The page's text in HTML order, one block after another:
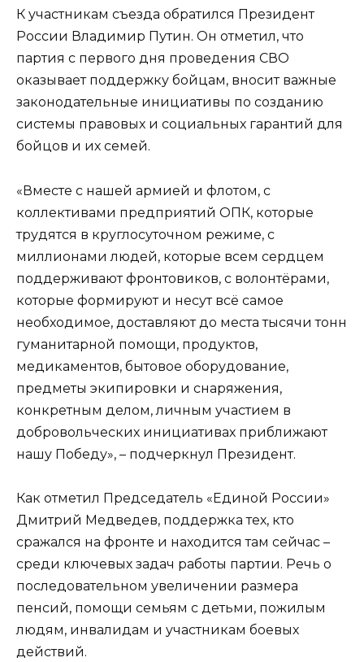
К участникам съезда обратился Президент
России Владимир Путин. Он отметил, что
партия с первого дня проведения СВО
оказывает поддержку бойцам, вносит важные
законодательные инициативы по созданию
системы правовых и социальных гарантий для
бойцов и их семей.
«Вместе с нашей армией и флотом, с
коллективами предприятий ОПК, которые
трудятся в круглосуточном режиме, с
миллионами людей, которые всем сердцем
поддерживают фронтовиков, с волонтёрами,
которые формируют и несут всё самое
необходимое, доставляют до места тысячи тонн
гуманитарной помощи, продуктов,
медикаментов, бытовое оборудование,
предметы экипировки и снаряжения,
конкретным делом, личным участием в
добровольческих инициативах приближают
нашу Победу», – подчеркнул Президент.
Как отметил Председатель «Единой России»
Дмитрий Медведев, поддержка тех, кто
сражался на фронте и находится там сейчас –
среди ключевых задач работы партии. Речь о
последовательном увеличении размера
пенсий, помощи семьям с детьми, пожилым
людям, инвалидам и участникам боевых
действий.